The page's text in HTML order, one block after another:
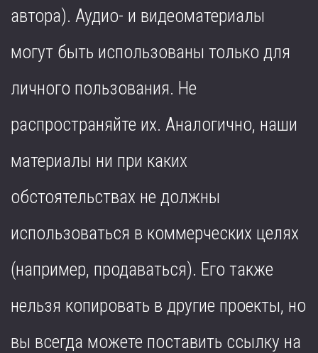
автора). Аудио- и видеоматериалы
могут быть использованы только для
личного пользования. Не
распространяйте их. Аналогично, наши
материалы ни при каких
обстоятельствах не должны
использоваться в коммерческих целях
(например, продаваться). Его также
нельзя копировать в другие проекты, но
вы всегда можете поставить ссылку на